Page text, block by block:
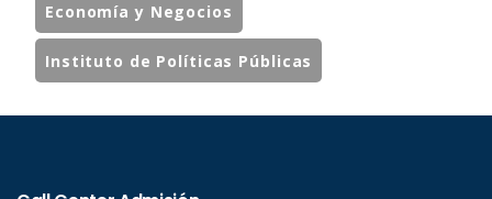
Economía y Negocios
Instituto de Políticas Públicas